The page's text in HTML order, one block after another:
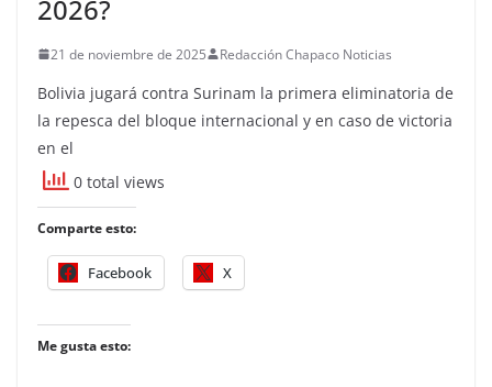
2026?
21 de noviembre de 2025 Redacción Chapaco Noticias
Bolivia jugará contra Surinam la primera eliminatoria de
la repesca del bloque internacional y en caso de victoria
en el
0 total views
Comparte esto:
Facebook X
Me gusta esto: